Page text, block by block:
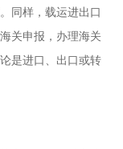
同样，载运进出口
关申报，办理海关
是进口、出口或转